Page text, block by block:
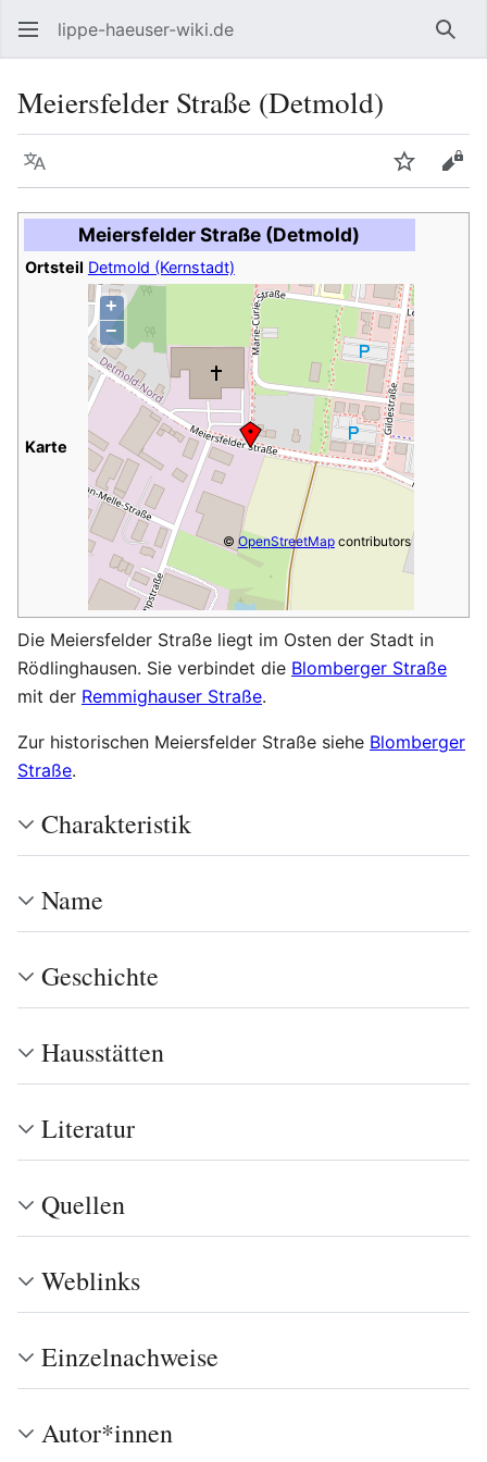
lippe-haeuser-wiki.de
Meiersfelder Straße (Detmold)
Sprache
Meiersfelder Straße (Detmold)
Ortsteil Detmold (Kernstadt)
Karte
+
−
© OpenStreetMapcontributors
Die Meiersfelder Straße liegt im Osten der Stadt in
Rödlinghausen. Sie verbindet die Blomberger Straße
mit der Remmighauser Straße.
Zur historischen Meiersfelder Straße siehe Blomberger
Straße.
Charakteristik
Name
Geschichte
Hausstätten
Literatur
Quellen
Weblinks
Einzelnachweise
Autor*innen